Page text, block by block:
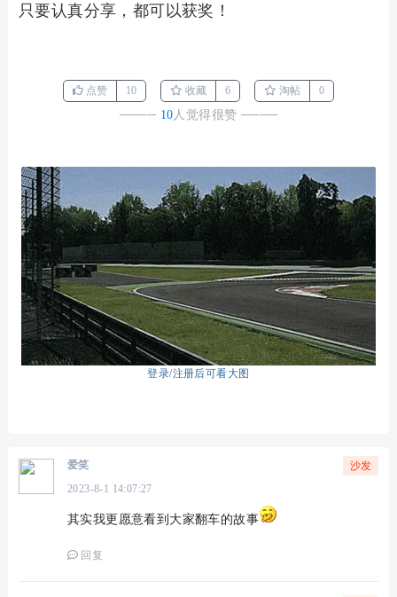
只要认真分享，都可以获奖！
点赞 10 收藏 6 淘帖 0
──── 10人觉得很赞 ────
登录/注册后可看大图
沙发
爱笑
2023-8-1 14:07:27
其实我更愿意看到大家翻车的故事
回复